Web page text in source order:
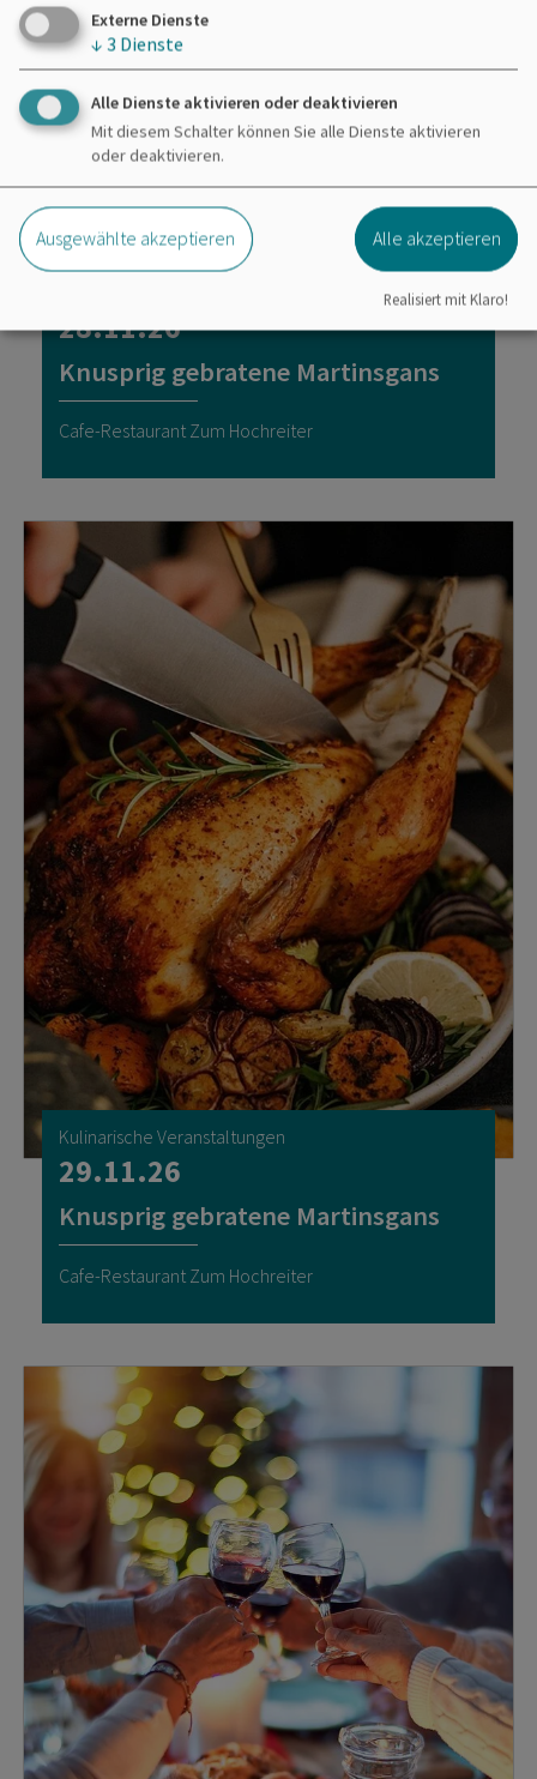
28.11.26
Knusprig gebratene Martinsgans
Cafe-Restaurant Zum Hochreiter
Kulinarische Veranstaltungen
29.11.26
Knusprig gebratene Martinsgans
Cafe-Restaurant Zum Hochreiter
Externe Dienste
↓ 3 Dienste
Alle Dienste aktivieren oder deaktivieren
Mit diesem Schalter können Sie alle Dienste aktivieren
oder deaktivieren.
Ausgewählte akzeptieren Alle akzeptieren
Realisiert mit Klaro!